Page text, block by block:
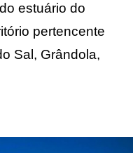
estuário do
pertencente
Sal, Grândola,